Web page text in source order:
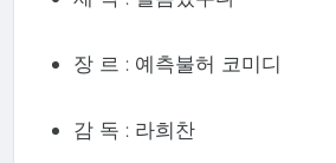
장 르 : 예측불허 코미디
감 독 : 라희찬